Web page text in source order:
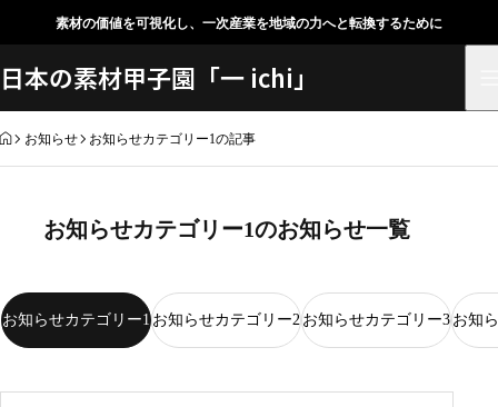
素材の価値を可視化し、一次産業を地域の力へと転換するために
日本の素材甲子園「一 ichi」
HOME
お知らせ お知らせカテゴリー1の記事
お知らせカテゴリー1のお知らせ一覧
お知らせカテゴリー1 お知らせカテゴリー2 お知らせカテゴリー3 お知